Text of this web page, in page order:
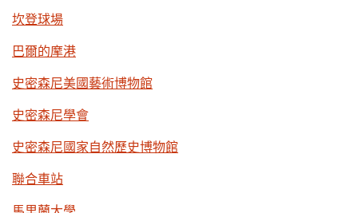
坎登球場
巴爾的摩港
史密森尼美國藝術博物館
史密森尼學會
史密森尼國家自然歷史博物館
聯合車站